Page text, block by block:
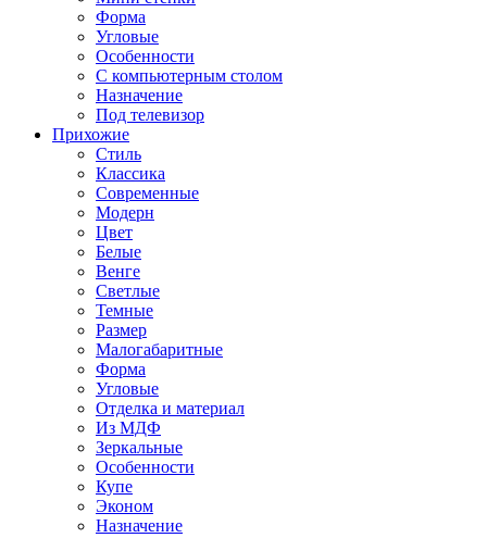
Форма
Угловые
Особенности
С компьютерным столом
Назначение
Под телевизор
Прихожие
Стиль
Классика
Современные
Модерн
Цвет
Белые
Венге
Светлые
Темные
Размер
Малогабаритные
Форма
Угловые
Отделка и материал
Из МДФ
Зеркальные
Особенности
Купе
Эконом
Назначение